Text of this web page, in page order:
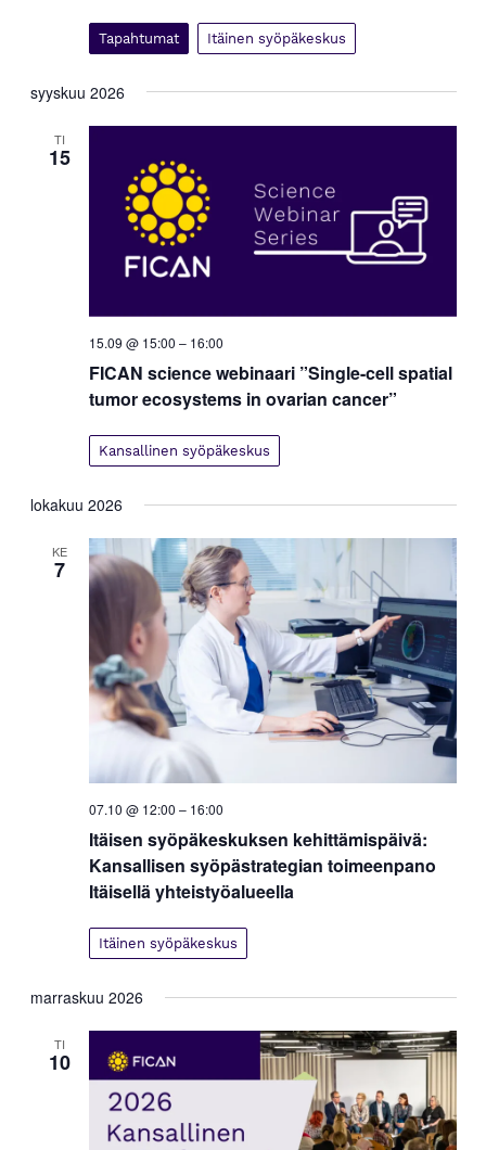
k
y
t
n
a
i
o
i
Tapahtumat Itäinen syöpäkeskus
syyskuu 2026
TI
15
15.09 @ 15:00 – 16:00
FICAN science webinaari ”Single-cell spatial
tumor ecosystems in ovarian cancer”
Kansallinen syöpäkeskus
lokakuu 2026
KE
7
07.10 @ 12:00 – 16:00
Itäisen syöpäkeskuksen kehittämispäivä:
Kansallisen syöpästrategian toimeenpano
Itäisellä yhteistyöalueella
Itäinen syöpäkeskus
marraskuu 2026
TI
10